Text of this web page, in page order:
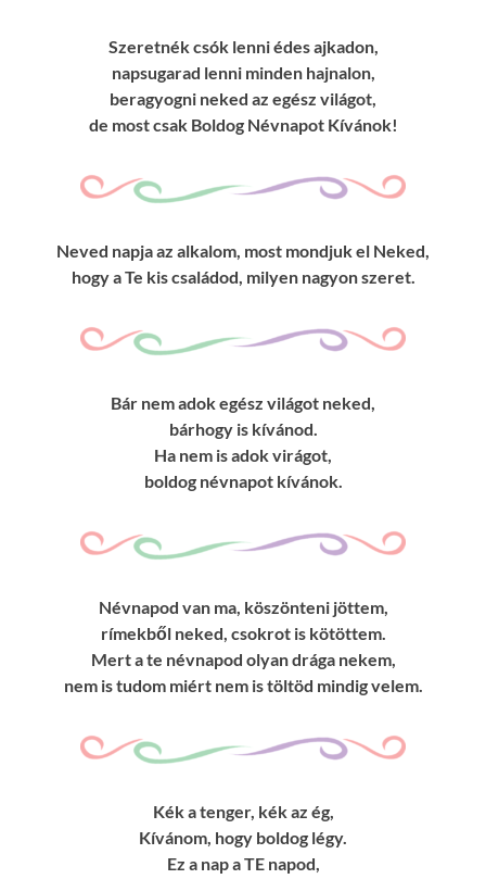
Szeretnék csók lenni édes ajkadon,
napsugarad lenni minden hajnalon,
beragyogni neked az egész világot,
de most csak Boldog Névnapot Kívánok!
Neved napja az alkalom, most mondjuk el Neked,
hogy a Te kis családod, milyen nagyon szeret.
Bár nem adok egész világot neked,
bárhogy is kívánod.
Ha nem is adok virágot,
boldog névnapot kívánok.
Névnapod van ma, köszönteni jöttem,
rímekből neked, csokrot is kötöttem.
Mert a te névnapod olyan drága nekem,
nem is tudom miért nem is töltöd mindig velem.
Kék a tenger, kék az ég,
Kívánom, hogy boldog légy.
Ez a nap a TE napod,